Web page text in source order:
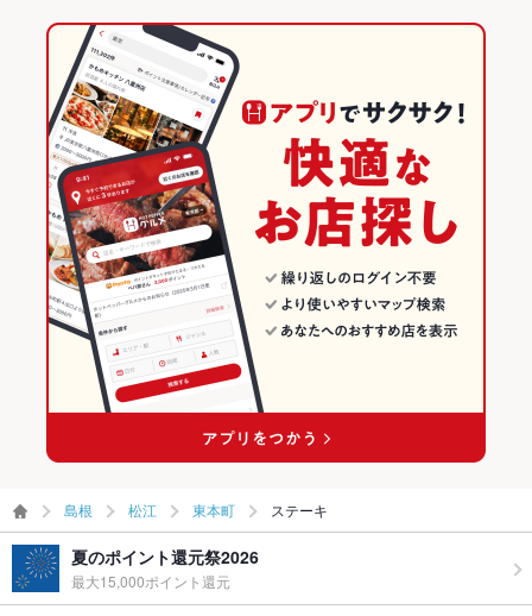
島根 松江 東本町 ステーキ
夏のポイント還元祭2026
最大15,000ポイント還元